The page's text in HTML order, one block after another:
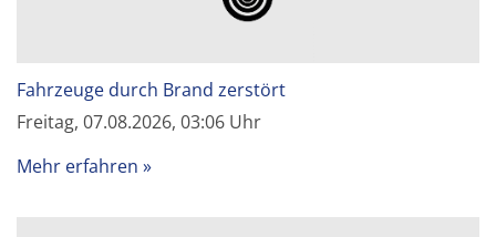
Fahrzeuge durch Brand zerstört
Freitag, 07.08.2026, 03:06 Uhr
Mehr erfahren